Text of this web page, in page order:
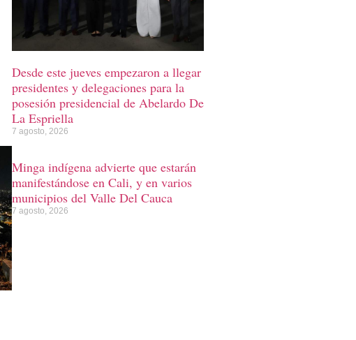
Desde este jueves empezaron a llegar
presidentes y delegaciones para la
posesión presidencial de Abelardo De
La Espriella
7 agosto, 2026
Minga indígena advierte que estarán
manifestándose en Cali, y en varios
municipios del Valle Del Cauca
7 agosto, 2026